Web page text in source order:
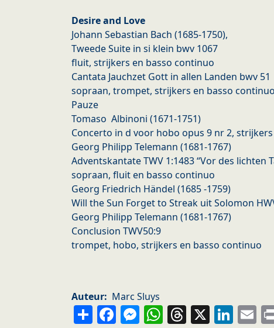
Desire and Love
Johann Sebastian Bach (1685-1750),
Tweede Suite in si klein bwv 1067
fluit, strijkers en basso continuo
Cantata Jauchzet Gott in allen Landen bwv 51
sopraan, trompet, strijkers en basso continuo
Pauze
Tomaso Albinoni (1671-1751)
Concerto in d voor hobo opus 9 nr 2,
Georg Philipp Telemann (1681-1767)
Adventskantate TWV 1:1483 “Vor des lichten
sopraan, fluit en basso continuo
Georg Friedrich Händel (1685 -1759)
Will the Sun Forget to Streak uit Solomon
Georg Philipp Telemann (1681-1767)
Conclusion TWV50:9
trompet, hobo, strijkers en basso continuo
Auteur Marc Sluys
ShareFacebook
Messenger
WhatsApp
Threads
X